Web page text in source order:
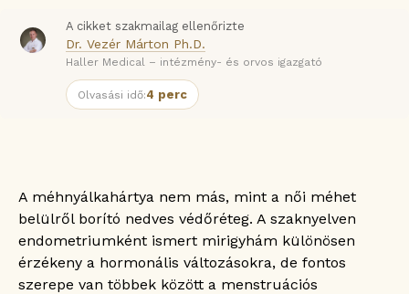
A cikket szakmailag ellenőrizte
Dr. Vezér Márton Ph.D.
Haller Medical – intézmény- és orvos igazgató
Olvasási idő:4 perc
A méhnyálkahártya nem más, mint a női méhet
belülről borító nedves védőréteg. A szaknyelven
endometriumként ismert mirigyhám különösen
érzékeny a hormonális változásokra, de fontos
szerepe van többek között a menstruációs